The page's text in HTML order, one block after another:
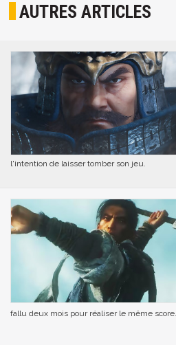
AUTRES ARTICLES
l'intention de laisser tomber son jeu.
fallu deux mois pour réaliser le même score.